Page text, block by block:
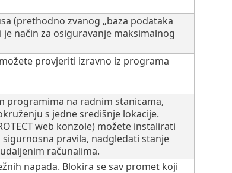
(prethodno zvanog „baza podataka
način za osiguravanje maksimalnog
provjeriti izravno iz programa
programima na radnim stanicama,
s jedne središnje lokacije.
web konzole) možete instalirati
sigurnosna pravila, nadgledati stanje
računalima.
napada. Blokira se sav promet koji